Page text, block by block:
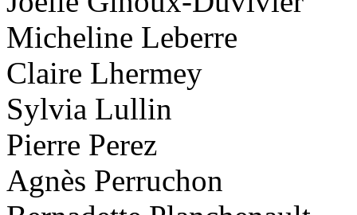
Micheline Leberre
Claire Lhermey
Sylvia Lullin
Pierre Perez
Agnès Perruchon